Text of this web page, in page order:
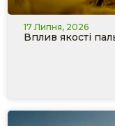
17 Липня, 2026
Вплив якості